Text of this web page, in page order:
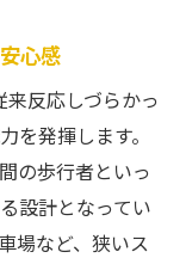
マートアシ
生む利便性
安全運転効果
知ろう
心感
反応しづらかっ
を発揮します。
の歩行者といっ
設計となってい
場など、狭いス